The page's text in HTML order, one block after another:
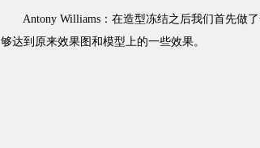
Antony Williams：在造型冻结之后我们首先做了
够达到原来效果图和模型上的一些效果。